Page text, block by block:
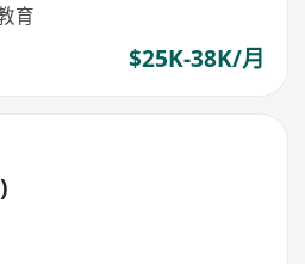
育
$25K-38K/月